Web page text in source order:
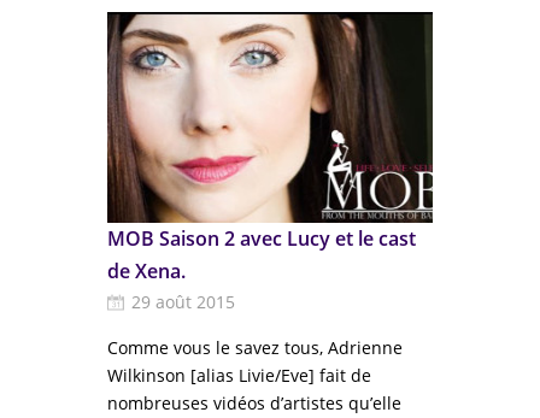
MOB Saison 2 avec Lucy et le cast
de Xena.
29 août 2015
Comme vous le savez tous, Adrienne
Wilkinson [alias Livie/Eve] fait de
nombreuses vidéos d’artistes qu’elle